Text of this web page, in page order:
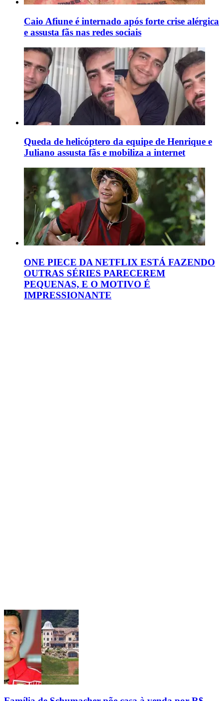
Caio Afiune é internado após forte crise alérgica
e assusta fãs nas redes sociais
Queda de helicóptero da equipe de Henrique e
Juliano assusta fãs e mobiliza a internet
ONE PIECE DA NETFLIX ESTÁ FAZENDO
OUTRAS SÉRIES PARECEREM
PEQUENAS, E O MOTIVO É
IMPRESSIONANTE